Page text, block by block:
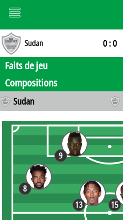
Sudan 0 : 0
Faits de jeu
Compositions
Sudan
9
13 15
8